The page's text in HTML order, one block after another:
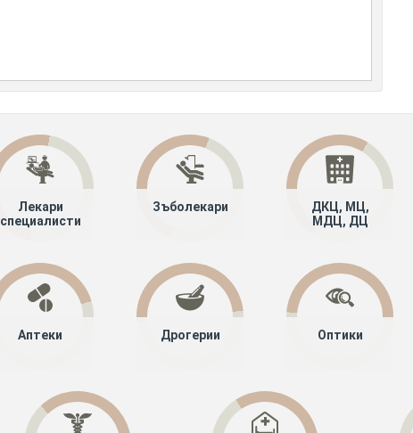
Лекари
специалисти
Зъболекари
ДКЦ, МЦ,
МДЦ, ДЦ
Аптеки Дрогерии Оптики